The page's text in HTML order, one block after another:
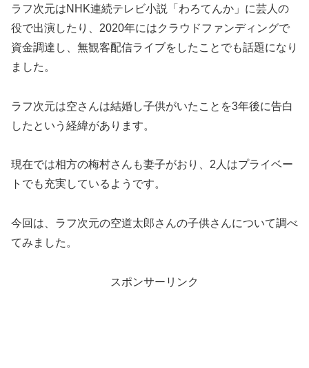
ラフ次元はNHK連続テレビ小説「わろてんか」に芸人の
役で出演したり、2020年にはクラウドファンディングで
資金調達し、無観客配信ライブをしたことでも話題になり
ました。
ラフ次元は空さんは結婚し子供がいたことを3年後に告白
したという経緯があります。
現在では相方の梅村さんも妻子がおり、2人はプライベー
トでも充実しているようです。
今回は、ラフ次元の空道太郎さんの子供さんについて調べ
てみました。
スポンサーリンク